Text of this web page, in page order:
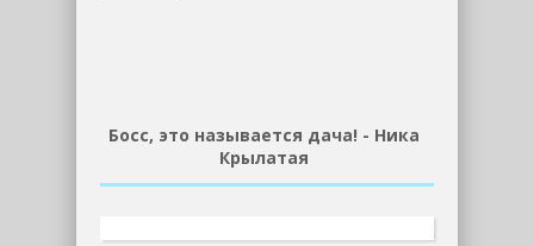
Босс, это называется дача! - Ника
Крылатая